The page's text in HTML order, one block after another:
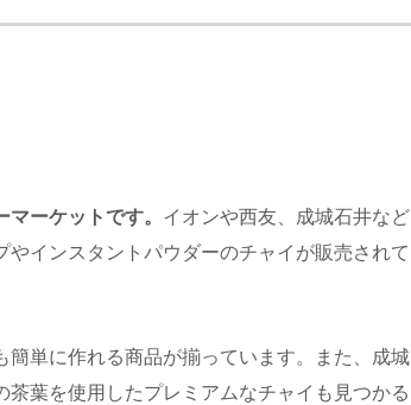
ーケットです。 イオンや西友、成城石井など
インスタントパウダーのチャイが販売されて
単に作れる商品が揃っています。また、成城
葉を使用したプレミアムなチャイも見つかる